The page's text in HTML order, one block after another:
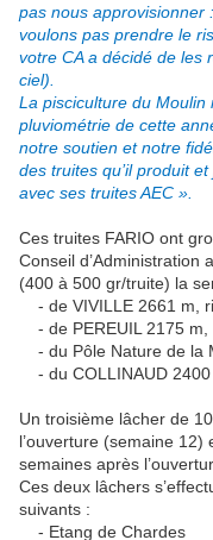
pas nous approvisionner
voulons pas prendre le
votre CA a décidé de les
ciel).
La pisciculture du Moulin
pluviométrie de cette
notre soutien et notre
des truites qu’il produit
avec ses truites AEC ».
Ces truites FARIO ont
Conseil d’Administration
(400 à 500 gr/truite) la
- de VIVILLE 2661 m,
- de PEREUIL 2175 m,
- du Pôle Nature de la
- du COLLINAUD 2400
Un troisième lâcher de
l’ouverture (semaine
semaines après
Ces deux lâchers
suivants :
- Etang de Chardes